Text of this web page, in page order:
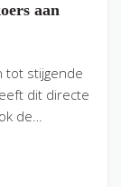
aan
tot stijgende
dit directe
de…